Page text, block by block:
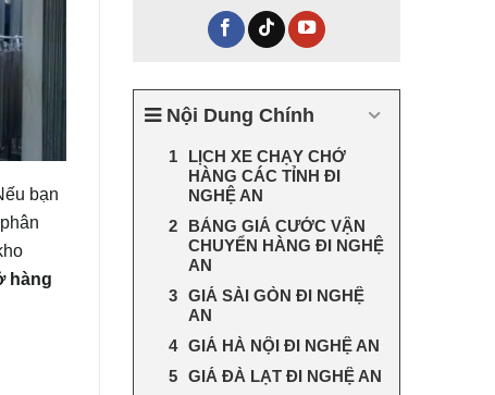
bạn
hàng
Nội Dung Chính
LỊCH XE CHẠY CHỞ
HÀNG CÁC TỈNH ĐI
NGHỆ AN
BẢNG GIÁ CƯỚC VẬN
CHUYỂN HÀNG ĐI NGHỆ
AN
GIÁ SÀI GÒN ĐI NGHỆ
AN
GIÁ HÀ NỘI ĐI NGHỆ AN
GIÁ ĐÀ LẠT ĐI NGHỆ AN